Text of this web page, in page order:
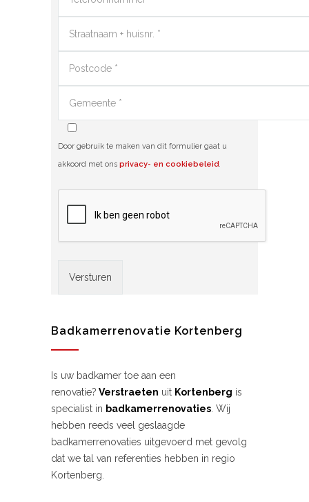
Door gebruik te maken van dit formulier gaat u
akkoord met ons privacy- en cookiebeleid.
Badkamerrenovatie Kortenberg
Is uw badkamer toe aan een
renovatie? Verstraeten uit Kortenberg is
specialist in badkamerrenovaties . Wij
hebben reeds veel geslaagde
badkamerrenovaties uitgevoerd met gevolg
dat we tal van referenties hebben in regio
Kortenberg.